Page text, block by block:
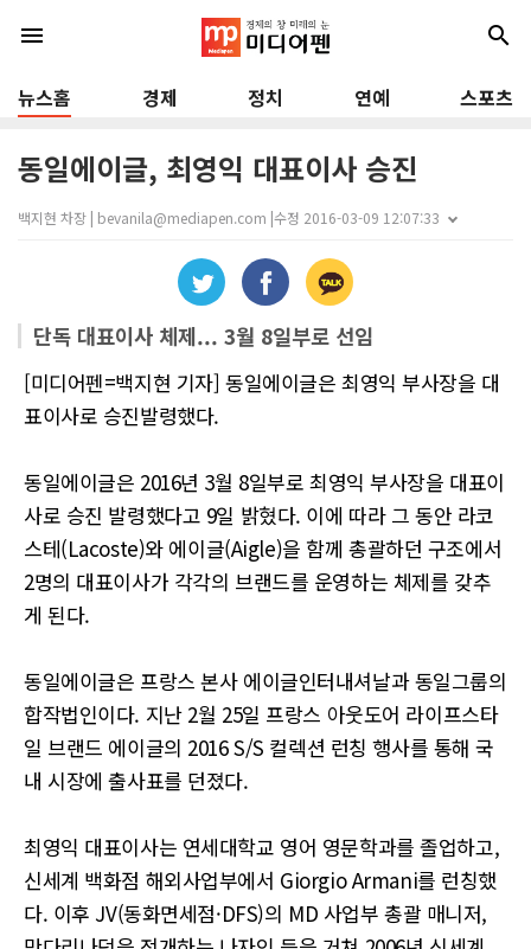
menu search
뉴스홈 경제 정치 연예 스포츠
동일에이글, 최영익 대표이사 승진
백지현 차장 | bevanila@mediapen.com |수정 2016-03-09 12:07:33
단독 대표이사 체제... 3월 8일부로 선임
[미디어펜=백지현 기자] 동일에이글은 최영익 부사장을 대
표이사로 승진발령했다.
동일에이글은 2016년 3월 8일부로 최영익 부사장을 대표이
사로 승진 발령했다고 9일 밝혔다. 이에 따라 그 동안 라코
스테(Lacoste)와 에이글(Aigle)을 함께 총괄하던 구조에서
2명의 대표이사가 각각의 브랜드를 운영하는 체제를 갖추
게 된다.
동일에이글은 프랑스 본사 에이글인터내셔날과 동일그룹의
합작법인이다. 지난 2월 25일 프랑스 아웃도어 라이프스타
일 브랜드 에이글의 2016 S/S 컬렉션 런칭 행사를 통해 국
내 시장에 출사표를 던졌다.
최영익 대표이사는 연세대학교 영어 영문학과를 졸업하고,
신세계 백화점 해외사업부에서 Giorgio Armani를 런칭했
다. 이후 JV(동화면세점·DFS)의 MD 사업부 총괄 매니저,